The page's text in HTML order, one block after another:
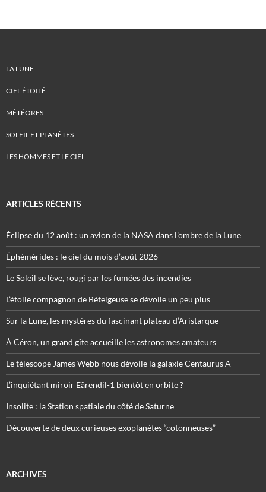
LA LUNE
CIEL ÉTOILÉ
MÉTÉORES
SOLEIL ET PLANÈTES
LES HOMMES ET LE CIEL
ARTICLES RÉCENTS
Éclipse du 12 août : un avion de la NASA dans l’ombre de la Lune
Éphémérides : le ciel du mois d’août 2026
Le Soleil se lève, rougi par les fumées des incendies
L’étoile compagnon de Bételgeuse se dévoile un peu plus
Sur la Lune, les mystères du fascinant plateau d’Aristarque
À Céron, un grand gîte accueille les astronomes amateurs
Le télescope James Webb nous dévoile la galaxie Centaurus A
L’inquiétant miroir Eärendil-1 bientôt en orbite ?
Insolite : la Station spatiale du côté de Saturne
Découverte de deux curieuses exoplanètes “cotonneuses”
ARCHIVES